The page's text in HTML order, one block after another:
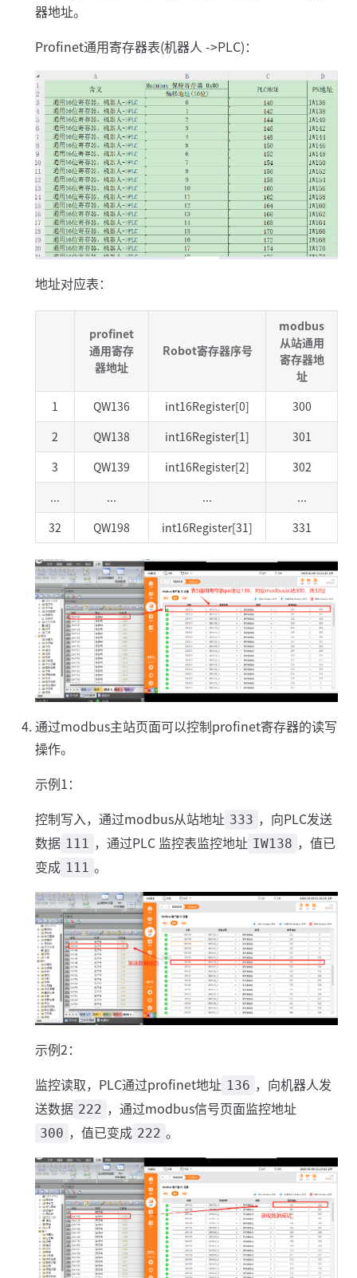
器地址。
Profinet通用寄存器表(机器人 ->PLC)：
地址对应表：
profinet
通用寄存
器地址
Robot寄存器序号
modbus
从站通用
寄存器地
址
1
QW136 int16Register[0]
300
2
QW138 int16Register[1]
301
3
QW139 int16Register[2]
302
...
... ...
...
32
QW198 int16Register[31] 331
通过modbus主站页面可以控制profinet寄存器的读写
操作。
示例1：
控制写入，通过modbus从站地址 333 ，向PLC发送
数据 111 ，通过PLC 监控表监控地址 IW138 ，值已
变成 111 。
示例2：
监控读取，PLC通过profinet地址 136 ，向机器人发
送数据 222 ，通过modbus信号页面监控地址
300 ，值已变成 222 。